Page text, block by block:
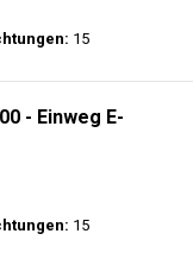
15
- Einweg E-
15